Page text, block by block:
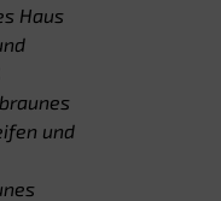
Haus
und